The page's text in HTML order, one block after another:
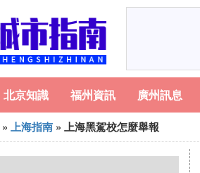
北京知識 福州資訊 廣州訊息
» 上海指南 » 上海黑駕校怎麼舉報